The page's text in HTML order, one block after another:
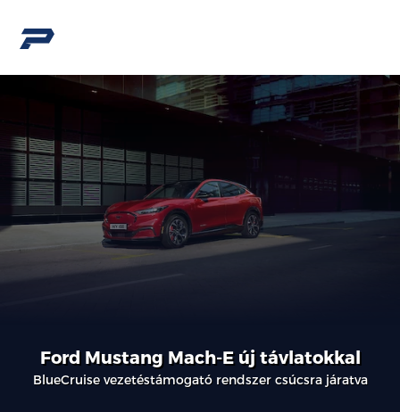
Ford Mustang Mach-E új távlatokkal
BlueCruise vezetéstámogató rendszer csúcsra járatva